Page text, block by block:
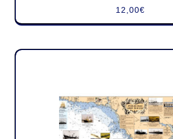
12,00€